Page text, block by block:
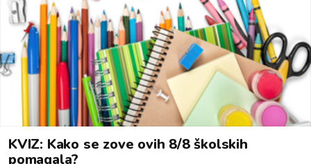
KVIZ: Kako se zove ovih 8/8 školskih
pomagala?